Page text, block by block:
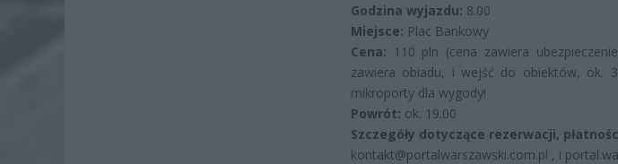
Godzina wyjazdu: 8.00
Miejsce: Plac Bankowy
Cena: 110 pln (cena zawiera
zawiera obiadu, i wejść do obiektów, ok.
mikroporty dla wygody!
Powrót: ok. 19.00
Szczegóły dotyczące rezerwacji,
kontakt@portalwarszawski.com.pl , i